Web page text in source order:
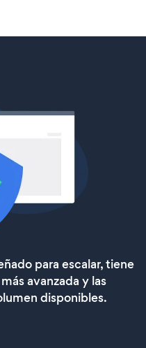
para escalar, tiene
avanzada y las
disponibles.